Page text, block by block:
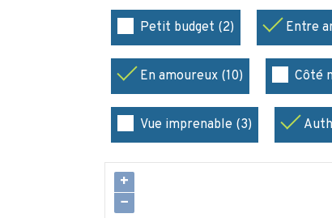
Petit budget (2) Entre
En amoureux (10) Côté
Vue imprenable (3)
+
−